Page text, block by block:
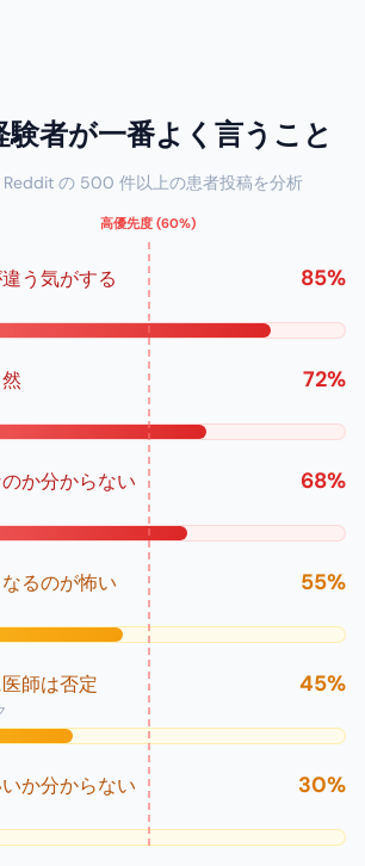
験者が一番よく言うこと
Reddit の 500 件以上の患者投稿を分析
高優先度(60%)
う気がする 85%
72%
か分からない 68%
るのが怖い 55%
師は否定 45%
か分からない 30%